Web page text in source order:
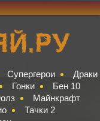
Супергерои
Драки
Гонки
Бен 10
Майнкрафт
Тачки 2